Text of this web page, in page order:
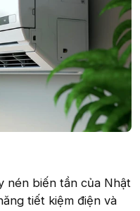
nén biến tần của Nhật
tiết kiệm điện và